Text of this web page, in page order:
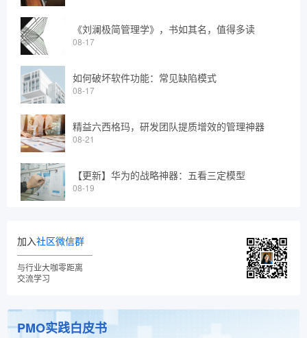
《刘澜极简管理学》，书如其名，值得多读
08-17
如何破坏软件功能：常见缺陷模式
08-17
精益六西格玛，研发团队提质增效的管理神器
08-21
【更新】华为的战略神器：五看三定模型
08-19
加入社区微信群
与行业大咖零距离
交流学习
PMO实践白皮书